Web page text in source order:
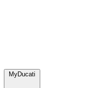
MyDucati